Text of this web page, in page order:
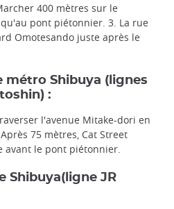
400 mètres sur le
pont piétonnier. 3. La rue
Omotesando juste après le
métro Shibuya (lignes
:
l'avenue Mitake-dori en
75 mètres, Cat Street
avant le pont piétonnier.
Shibuya(ligne JR